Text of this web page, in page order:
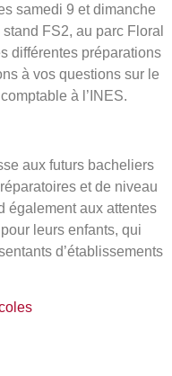
samedi 9 et dimanche
FS2, au parc Floral
différentes préparations
à vos questions sur le
à l’INES.
aux futurs bacheliers
et de niveau
également aux attentes
leurs enfants, qui
d’établissements